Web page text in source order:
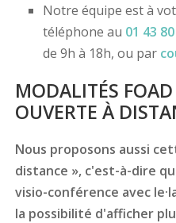
Notre équipe est à
téléphone au 01 43
de 9h à 18h, ou par
MODALITÉS
OUVERTE À
Nous proposons aussi
distance », c'est-à-dire
visio-conférence avec
la possibilité d'afficher